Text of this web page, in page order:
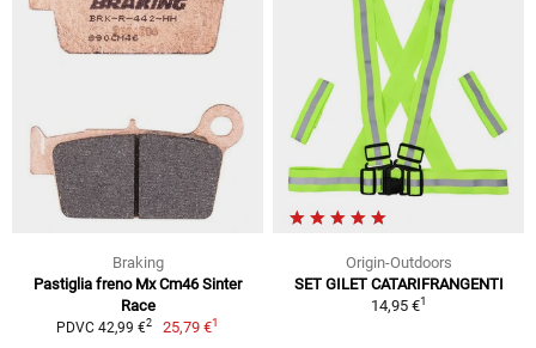
Braking
Pastiglia freno Mx Cm46 Sinter
Race
PDVC 42,99 €2 25,79 €1
Origin-Outdoors
SET GILET CATARIFRANGENTI
14,95 €1